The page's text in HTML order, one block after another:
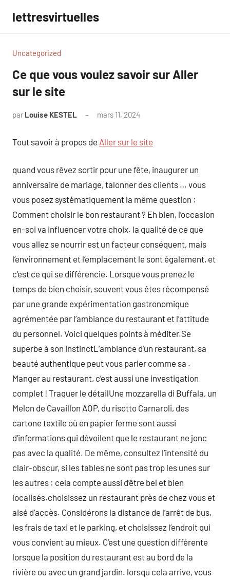
contenu
lettresvirtuelles
Uncategorized
Ce que vous voulez savoir sur Aller
sur le site
par Louise KESTEL mars 11, 2024
Tout savoir à propos de Aller sur le site
quand vous rêvez sortir pour une fête, inaugurer un
anniversaire de mariage, talonner des clients … vous
vous posez systématiquement la même question :
Comment choisir le bon restaurant ? Eh bien, l’occasion
en-soi va influencer votre choix. la qualité de ce que
vous allez se nourrir est un facteur conséquent, mais
l’environnement et l’emplacement le sont également, et
c’est ce qui se différencie. Lorsque vous prenez le
temps de bien choisir, souvent vous êtes récompensé
par une grande expérimentation gastronomique
agrémentée par l’ambiance du restaurant et l’attitude
du personnel. Voici quelques points à méditer.Se
superbe à son instinctL’ambiance d’un restaurant, sa
beauté authentique peut vous parler comme sa .
Manger au restaurant, c’est aussi une investigation
complet ! Traquer le détailUne mozzarella di Buffala, un
Melon de Cavaillon AOP, du risotto Carnaroli, des
cartone textile où en papier ferme sont aussi
d’informations qui dévoilent que le restaurant ne jonc
pas avec la qualité. De même, consultez l’intensité du
clair-obscur, si les tables ne sont pas trop les unes sur
les autres : cela compte aussi d’être bel et bien
localisés.choisissez un restaurant près de chez vous et
aisé d’accès. Considérons la distance de l’arrêt de bus,
les frais de taxi et le parking, et choisissez l’endroit qui
vous convient au mieux. C’est une question différente
lorsque la position du restaurant est au bord de la
rivière ou avec un grand jardin. lorsqu cela arrive, vous